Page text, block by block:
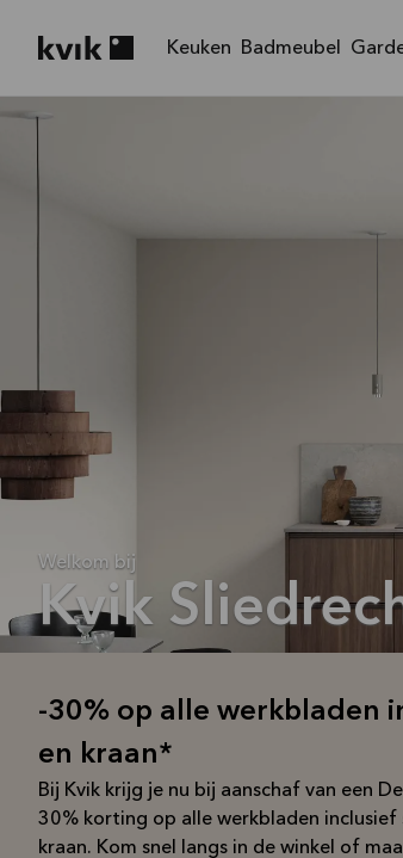
Keuken Badmeubel
Welkom bij
Kvik
-30% op alle werkbladen
en kraan*
Bij Kvik krijg je nu bij aanschaf van een
30% korting op alle werkbladen inclusief
kraan. Kom snel langs in de winkel of